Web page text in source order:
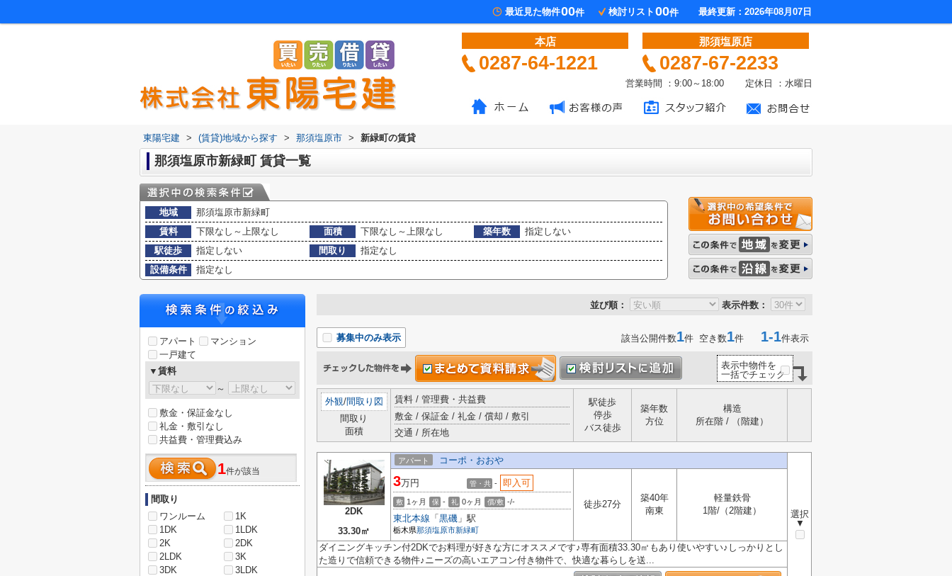
最近見た物件00件 検討リスト 00件 最終更新：2026年08月07日
本店
0287-64-1221
那須塩原店
0287-67-2233
営業時間 ：9:00～18:00 定休日 ：水曜日
東陽宅建 > (賃貸)地域から探す > 那須塩原市 > 新緑町の賃貸
那須塩原市新緑町 賃貸一覧
地域
那須塩原市新緑町
賃料
下限なし～上限なし 面積 下限なし～上限なし 築年数
指定しない
駅徒歩
指定しない 間取り
指定なし
設備条件
指定なし
並び順： 表示件数：
募集中のみ表示 該当公開件数1件 空き数1件 1-1件表示
表示中物件を
一括でチェック
外観/間取り図
間取り
面積
賃料 / 管理費・共益費
敷金 / 保証金 / 礼金 / 償却 / 敷引
交通 / 所在地
駅徒歩
停歩
バス徒歩
築年数
方位
構造
所在階 / （階建）
2DK
33.30㎡
アパート コーポ・おおや
選択
▼
3万円 管・共 - 即入可
敷 1ヶ月 保 - 礼 0ヶ月 償/敷 -/-
東北本線 「 黒磯 」駅
栃木県那須塩原市新緑町
徒歩27分
築40年
南東
軽量鉄骨
1階/（2階建）
ダイニングキッチン付2DKでお料理が好きな方にオススメです♪専有面積33.30㎡もあり使いやすい♪しっかりとし
た造りで信頼できる物件♪ニーズの高いエアコン付き物件で、快適な暮らしを送...
アパート
マンション
一戸建て
▼賃料
～
敷金・保証金なし
礼金・敷引なし
共益費・管理費込み
1件が該当
間取り
ワンルーム
1K
1DK
1LDK
2K
2DK
2LDK
3K
3DK
3LDK